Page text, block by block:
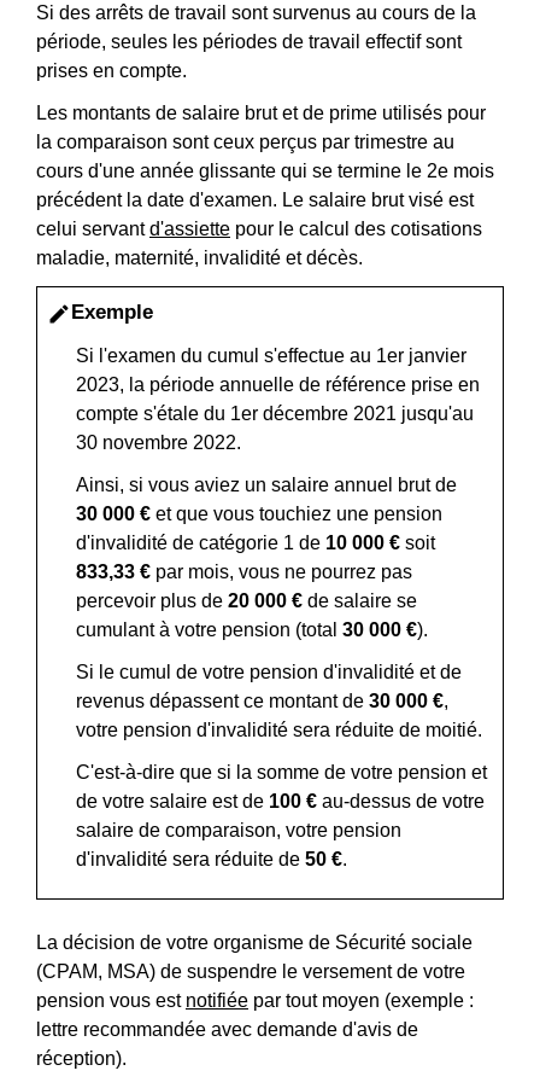
Si des arrêts de travail sont survenus au cours de la
période, seules les périodes de travail effectif sont
prises en compte.
Les montants de salaire brut et de prime utilisés pour
la comparaison sont ceux perçus par trimestre au
cours d'une année glissante qui se termine le 2e mois
précédent la date d'examen. Le salaire brut visé est
celui servantd'assiette pour le calcul des cotisations
maladie, maternité, invalidité et décès.
editExemple
Si l'examen du cumul s'effectue au 1er janvier
2023, la période annuelle de référence prise en
compte s'étale du 1er décembre 2021 jusqu'au
30 novembre 2022.
Ainsi, si vous aviez un salaire annuel brut de
30 000 € et que vous touchiez une pension
d'invalidité de catégorie 1 de 10 000 € soit
833,33 € par mois, vous ne pourrez pas
percevoir plus de 20 000 € de salaire se
cumulant à votre pension (total 30 000 €).
Si le cumul de votre pension d'invalidité et de
revenus dépassent ce montant de 30 000 €,
votre pension d'invalidité sera réduite de moitié.
C'est-à-dire que si la somme de votre pension et
de votre salaire est de 100 € au-dessus de votre
salaire de comparaison, votre pension
d'invalidité sera réduite de 50 €.
La décision de votre organisme de Sécurité sociale
(CPAM, MSA) de suspendre le versement de votre
pension vous est notifiée par tout moyen (exemple :
lettre recommandée avec demande d'avis de
réception).